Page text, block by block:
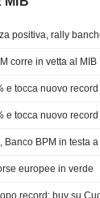
positiva, rally
corre in vetta al MIB
e tocca nuovo
e tocca nuovo
Banco BPM in testa
europee in verde
record; buy su